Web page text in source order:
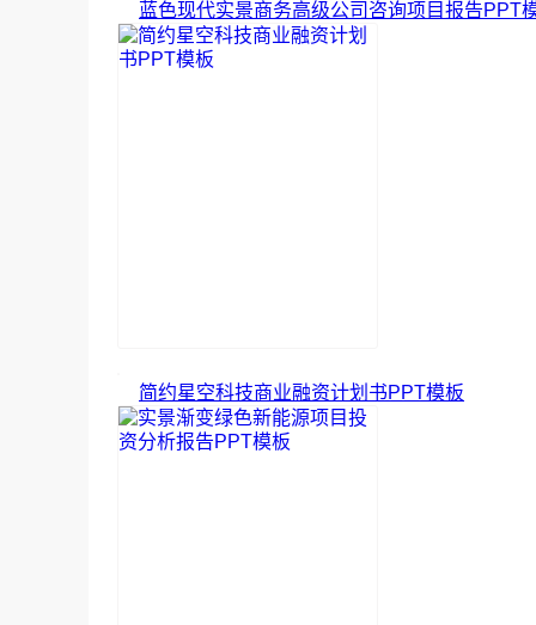
蓝色现代实景商务高级公司咨询项目报告PPT
简约星空科技商业融资计划书PPT模板